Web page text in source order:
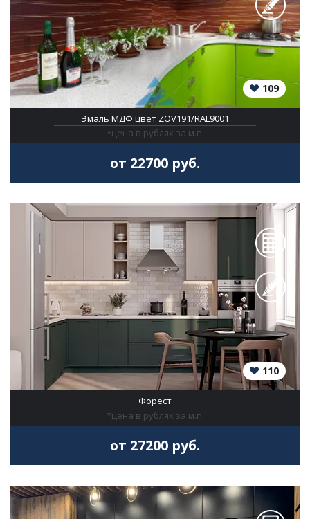
109
Эмаль МДФ цвет ZOV191/RAL9001
*цена в рублях за м.п.
от 22700 руб.
110
Форест
*цена в рублях за м.п.
от 27200 руб.